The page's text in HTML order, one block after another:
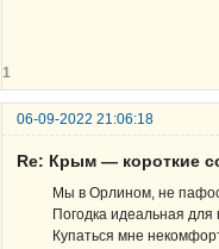
1
06-09-2022 21:06:18
Re: Крым — короткие
Мы в Орлином, не
Погодка идеальная для
Купаться мне